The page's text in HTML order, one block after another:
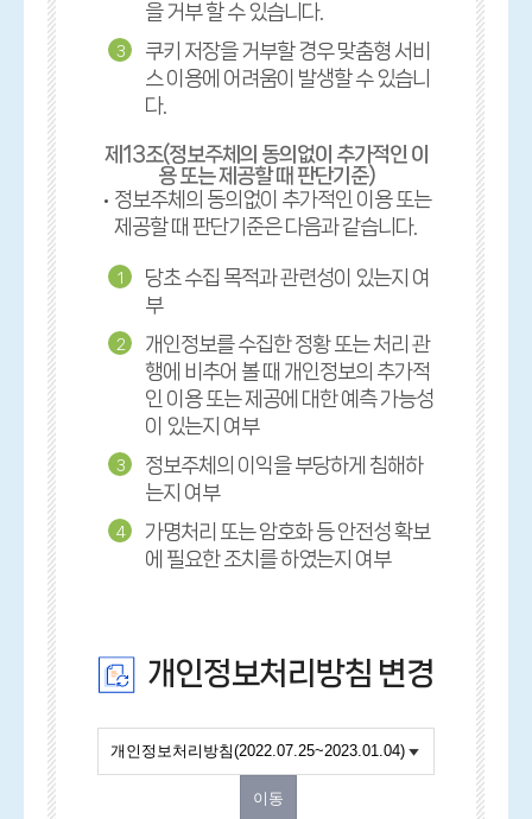
을 거부 할 수 있습니다.
3
쿠키 저장을 거부할 경우 맞춤형 서비
스 이용에 어려움이 발생할 수 있습니
다.
제13조(정보주체의 동의없이 추가적인 이
용 또는 제공할 때 판단기준)
정보주체의 동의없이 추가적인 이용 또는
제공할 때 판단기준은 다음과 같습니다.
1
당초 수집 목적과 관련성이 있는지 여
부
2
개인정보를 수집한 정황 또는 처리 관
행에 비추어 볼 때 개인정보의 추가적
인 이용 또는 제공에 대한 예측 가능성
이 있는지 여부
3
정보주체의 이익을 부당하게 침해하
는지 여부
4
가명처리 또는 암호화 등 안전성 확보
에 필요한 조치를 하였는지 여부
개인정보처리방침 변경
이동